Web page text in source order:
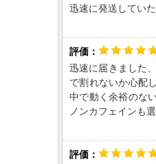
迅速に発送してい
迅速に届きました
で割れないか心配
中で動く余裕のな
ノンカフェインも